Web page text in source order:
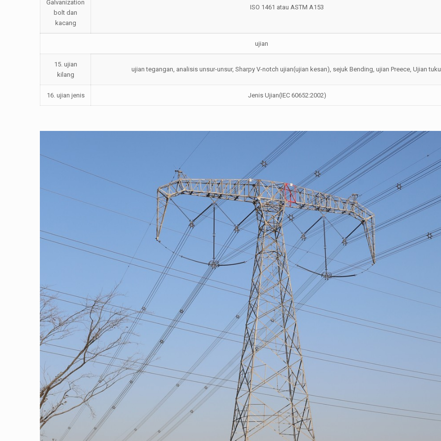
Galvanization
bolt dan
kacang
ISO 1461 atau ASTM A153
ujian
15. ujian
kilang
ujian tegangan, analisis unsur-unsur, Sharpy V-notch ujian(ujian kesan), sejuk Bending, ujian Preece, Ujian
16. ujian jenis Jenis Ujian(IEC 60652:2002)